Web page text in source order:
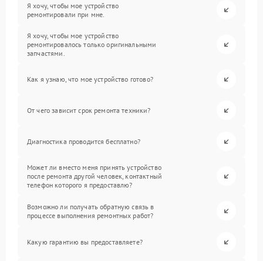
Я хочу, чтобы мое устройство
ремонтировали при мне.
Я хочу, чтобы мое устройство
ремонтировалось только оригинальными
запчастями.
Как я узнаю, что мое устройство готово?
От чего зависит срок ремонта техники?
Диагностика проводится бесплатно?
Может ли вместо меня принять устройство
после ремонта другой человек, контактный
телефон которого я предоставлю?
Возможно ли получать обратную связь в
процессе выполнения ремонтных работ?
Какую гарантию вы предоставляете?